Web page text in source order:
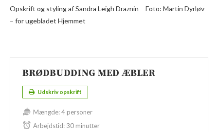
Opskrift og styling af Sandra Leigh Draznin – Foto: Martin Dyrløv
– for ugebladet Hjemmet
BRØDBUDDING MED ÆBLER
Udskriv opskrift
Mængde:4 personer
Arbejdstid: 30 minutter